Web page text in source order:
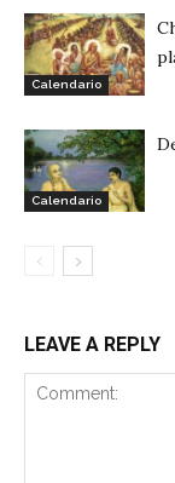
Calendario
Calendario
LEAVE A REPLY